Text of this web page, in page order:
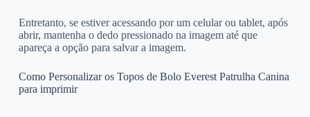
Entretanto, se estiver acessando por um celular ou tablet, após
abrir, mantenha o dedo pressionado na imagem até que
apareça a opção para salvar a imagem.
Como Personalizar os Topos de Bolo Everest Patrulha Canina
para imprimir